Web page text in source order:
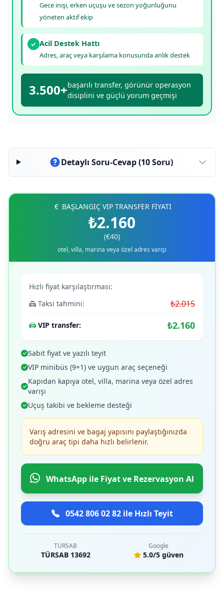
Gece inişi, erken uçuşu ve sezon yoğunluğunu
yöneten aktif ekip
✓ Acil Destek Hattı
Adres, araç veya karşılama konusunda anlık destek
3.500+başarılı transfer, görünür operasyon
disiplini ve güçlü yorum geçmişi
Detaylı Soru-Cevap (10 Soru)
BAŞLANGIÇ VIP TRANSFER FİYATI
₺2.160
(€40)
otel, villa, marina veya özel adres varışı
Hızlı fiyat karşılaştırması:
Taksi tahmini:
₺2.015
VIP transfer: ₺2.160
Sabit fiyat ve yazılı teyit
VIP minibüs (9+1) ve uygun araç seçeneği
Kapıdan kapıya otel, villa, marina veya özel adres
varışı
Uçuş takibi ve bekleme desteği
Varış adresini ve bagaj yapısını paylaştığınızda
doğru araç tipi daha hızlı belirlenir.
WhatsApp ile Fiyat ve Rezervasyon Al
0542 806 02 82 ile Hızlı Teyit
TÜRSAB
TÜRSAB 13692
Google
5.0/5 güven